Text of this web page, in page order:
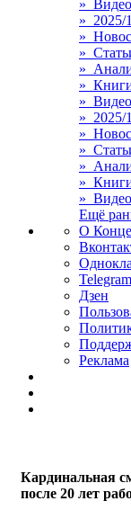
» Видео
» 2025/
»
»
»
»
» Видео
» 2025/
»
»
»
»
» Видео
Ещё
О
Telegram
Дзен
Реклама
Кардинальная
после 20 лет